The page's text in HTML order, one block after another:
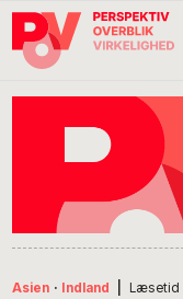
Gå
direkte
Skip
indhold
Gå
direkte
Asien · Indland Læsetid